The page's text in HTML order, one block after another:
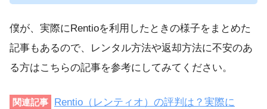
僕が、実際にRentioを利用したときの様子をまとめた
記事もあるので、レンタル方法や返却方法に不安のあ
る方はこちらの記事を参考にしてみてください。
関連記事
Rentio（レンティオ）の評判は？実際に